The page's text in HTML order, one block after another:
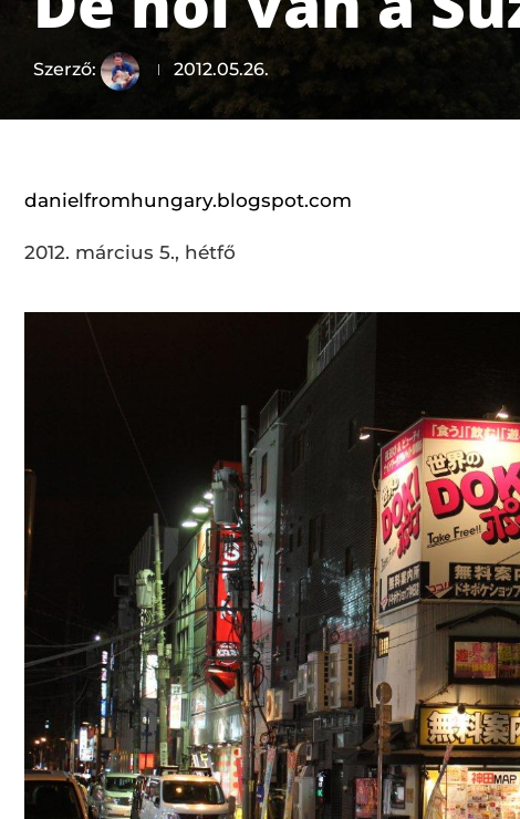
Szerző: 2012.05.26.
danielfromhungary.blogspot.com
2012. március 5., hétfő